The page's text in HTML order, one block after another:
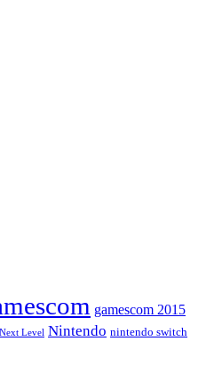
gamescom 2015
Next Level Nintendo nintendo switch